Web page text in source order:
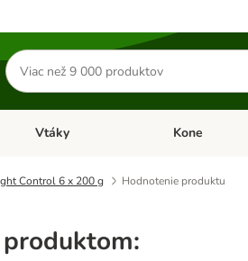
Hľadať
produkty
Otvoriť menu: Malé zvieratá
Vtáky Otvoriť menu:
Kone
Control 6 x 200 g Hodnotenie produktu